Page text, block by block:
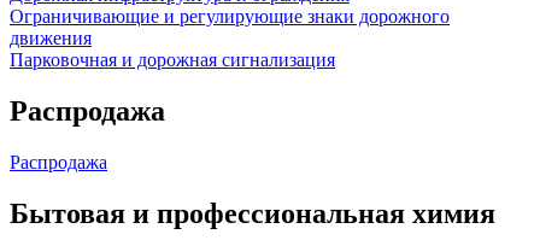
Ограничивающие и регулирующие знаки дорожного
движения
Парковочная и дорожная сигнализация
Распродажа
Распродажа
Бытовая и профессиональная химия